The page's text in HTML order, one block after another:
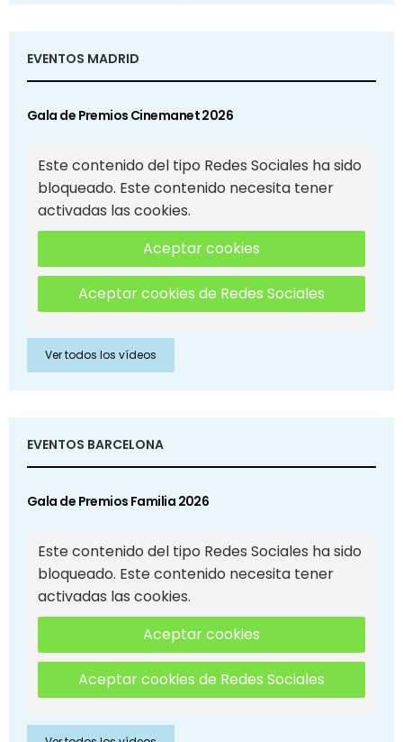
EVENTOS MADRID
Gala de Premios Cinemanet 2026
Este contenido del tipo Redes Sociales ha sido
bloqueado. Este contenido necesita tener
activadas las cookies.
Aceptar cookies
Aceptar cookies de Redes Sociales
Ver todos los vídeos
EVENTOS BARCELONA
Gala de Premios Familia 2026
Este contenido del tipo Redes Sociales ha sido
bloqueado. Este contenido necesita tener
activadas las cookies.
Aceptar cookies
Aceptar cookies de Redes Sociales